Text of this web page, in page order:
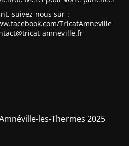
suivez-nous sur :
TricatAmneville
amneville.fr
les-Thermes 2025